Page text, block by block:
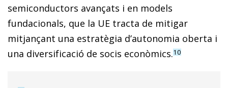
semiconductors avançats i en models
fundacionals, que la UE tracta de mitigar
mitjançant una estratègia d’autonomia oberta i
una diversificació de socis econòmics.10